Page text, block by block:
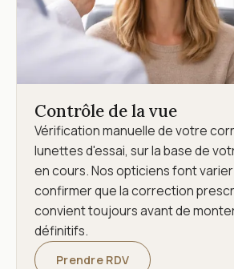
Contrôle de la vue
Vérification manuelle de votre
lunettes d'essai, sur la base de
en cours. Nos opticiens font
confirmer que la correction
convient toujours avant de
définitifs.
Prendre RDV